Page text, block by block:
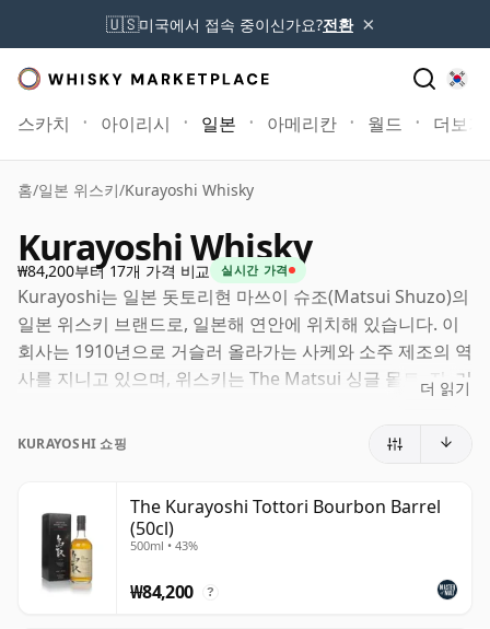
🇺🇸미국에서 접속 중이신가요?전환 ×
스카치 아이리시 일본 아메리칸 월드 더보기
홈/일본 위스키/Kurayoshi Whisky
Kurayoshi Whisky
₩84,200부터 17개 가격 비교 실시간 가격
Kurayoshi는 일본 돗토리현 마쓰이 슈조(Matsui Shuzo)의
일본 위스키 브랜드로, 일본해 연안에 위치해 있습니다. 이
회사는 1910년으로 거슬러 올라가는 사케와 소주 제조의 역
사를 지니고 있으며, 위스키는 The Matsui 싱글 몰트, 진, 리
이루고 있습니다.
이라기보다는, 블렌딩, 숙성, 그리고 사용되는 물의 관점에
서 이해하는 것이 가장 적절합니다. 여러 표현들은 역사적으
로 일본 위스키와 스코틀랜드에서 공수한 몰트 위스키를 혼
합한 뒤, 다이센산(Mount Daisen) 지역의 물을 활용하여
더 읽기
KURAYOSHI 쇼핑
The Kurayoshi Tottori Bourbon Barrel
(50cl)
500ml • 43%
₩84,200 ?